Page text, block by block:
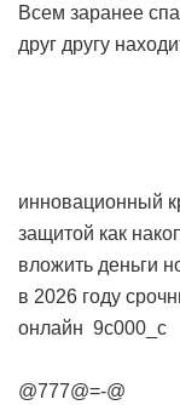
Всем заранее
друг другу
инновационный
защитой как
вложить деньги
в 2026 году
онлайн 9c000_c
@777@=-@